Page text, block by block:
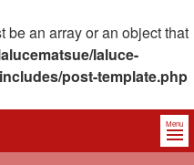
be an array or an object that
laluce-
post-template.php
Menu